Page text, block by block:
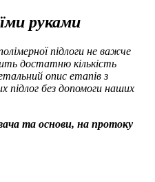
руками
підлоги не важче
достатню кількість
опис етапів з
підлог без допомоги наших
та основи, на протоку